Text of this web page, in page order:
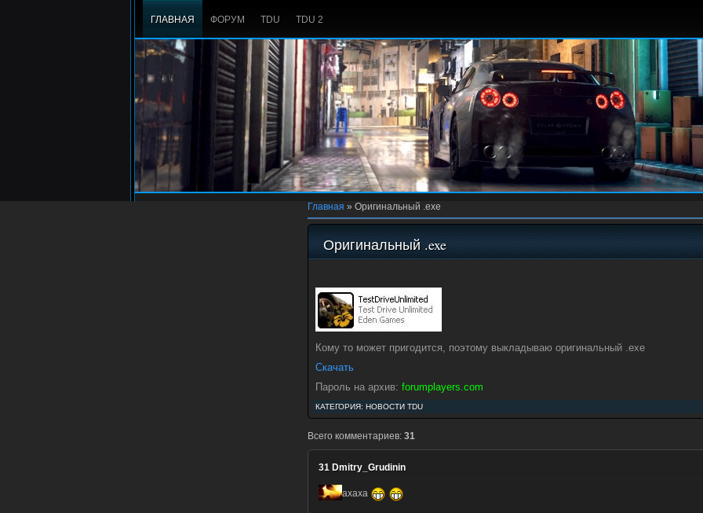
ГЛАВНАЯ ФОРУМ TDU TDU 2
Главная » Оригинальный .exe
Оригинальный .exe
Кому то может пригодится, поэтому выкладываю оригинальный .exe
Скачать
Пароль на архив: forumplayers.com
КАТЕГОРИЯ: НОВОСТИ TDU
Всего комментариев: 31
31 Dmitry_Grudinin
ахаха